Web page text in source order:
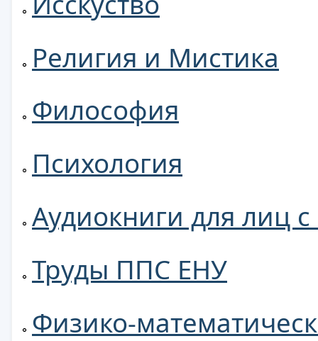
Религия и Мистика
Философия
Психология
Аудиокниги для лиц
Труды ППС ЕНУ
Физико-